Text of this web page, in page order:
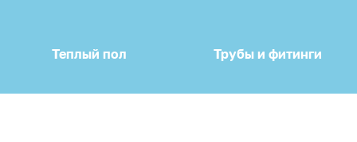
Теплый пол Трубы и фитинги